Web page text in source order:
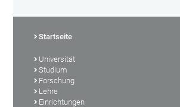
Startseite
Universität
Studium
Forschung
Lehre
Einrichtungen